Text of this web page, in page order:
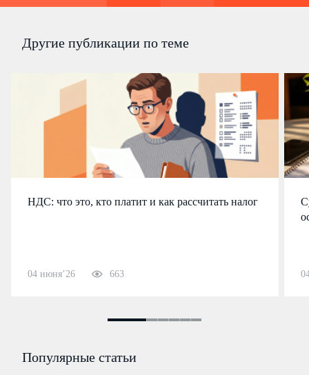
Другие публикации по теме
НДС: что это, кто платит и как рассчитать налог
04 июня’26 663
Популярные статьи